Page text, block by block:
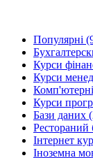
Популярнi
Курси
Курси
Курси
Бази даних
Рестораний
Інтернет
Іноземна